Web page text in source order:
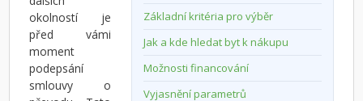
Základní kritéria pro výběr
Jak a kde hledat byt k nákupu
Možnosti financování
Vyjasnění parametrů
okolností je
před vámi
moment
podepsání
smlouvy o